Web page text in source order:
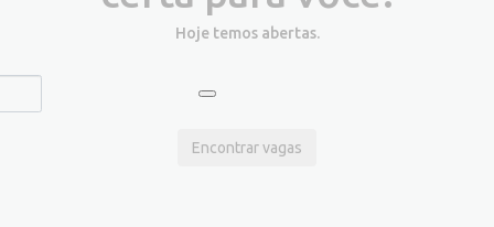
Hoje temos abertas.
Encontrar vagas